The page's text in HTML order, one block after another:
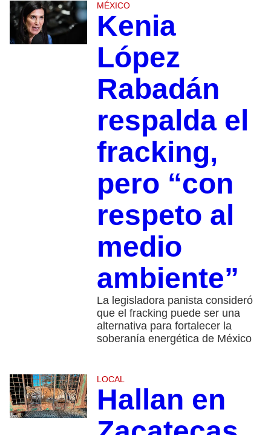
MÉXICO
Kenia
López
Rabadán
respalda el
fracking,
pero “con
respeto al
medio
ambiente”
La legisladora panista consideró
que el fracking puede ser una
alternativa para fortalecer la
soberanía energética de México
LOCAL
Hallan en